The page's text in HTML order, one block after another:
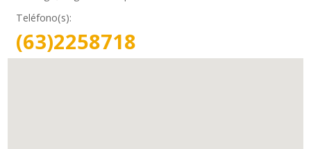
Teléfono(s):
(63)2258718